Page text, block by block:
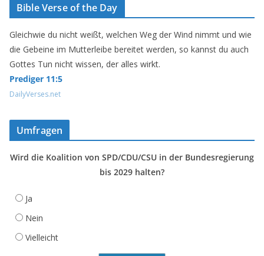
Bible Verse of the Day
Gleichwie du nicht weißt, welchen Weg der Wind nimmt und wie
die Gebeine im Mutterleibe bereitet werden, so kannst du auch
Gottes Tun nicht wissen, der alles wirkt.
Prediger 11:5
DailyVerses.net
Umfragen
Wird die Koalition von SPD/CDU/CSU in der Bundesregierung
bis 2029 halten?
Ja
Nein
Vielleicht